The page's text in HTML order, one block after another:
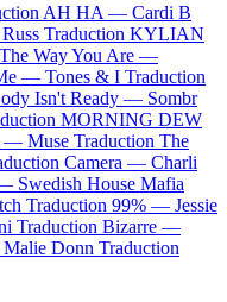
AH HA — Cardi B
Russ Traduction KYLIAN
Way You Are —
— Tones & I Traduction
Isn't Ready — Sombr
MORNING DEW
— Muse Traduction The
Camera — Charli
— Swedish House Mafia
Traduction 99% — Jessie
Traduction Bizarre —
Malie Donn Traduction